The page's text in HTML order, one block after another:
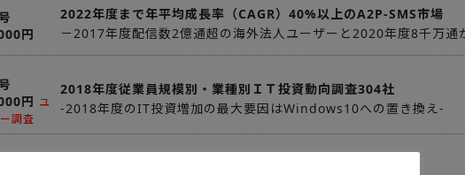
円
2022年度まで年平均成長率（CAGR）40%以上のA2P-SMS市場
－2017年度配信数2億通超の海外法人ユーザーと2020年度8千万通
円 ユ
調査
2018年度従業員規模別・業種別ＩＴ投資動向調査304社
-2018年度のIT投資増加の最大要因はWindows10への置き換え-